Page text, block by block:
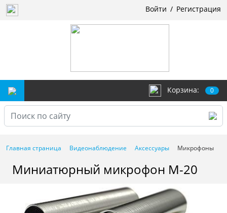
Войти / Регистрация
Корзина: 0
Главная страница Видеонаблюдение Аксессуары Микрофоны
Миниатюрный микрофон M-20